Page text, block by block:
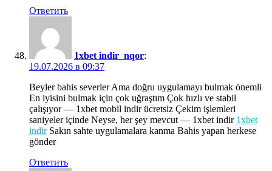
Ответить
1xbet indir_nqor:
19.07.2026 в 09:37
Beyler bahis severler Ama doğru uygulamayı bulmak önemli
En iyisini bulmak için çok uğraştım Çok hızlı ve stabil
çalışıyor — 1xbet mobil indir ücretsiz Çekim işlemleri
saniyeler içinde Neyse, her şey mevcut — 1xbet indir 1xbet
indirSakın sahte uygulamalara kanma Bahis yapan herkese
gönder
Ответить